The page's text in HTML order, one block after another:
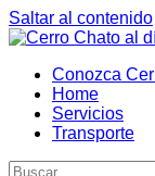
Saltar al contenido
Conozca
Home
Servicios
Transporte